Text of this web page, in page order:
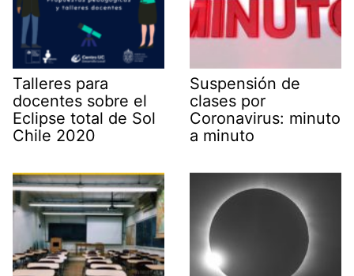
Talleres para
docentes sobre el
Eclipse total de Sol
Chile 2020
Suspensión de
clases por
Coronavirus: minuto
a minuto